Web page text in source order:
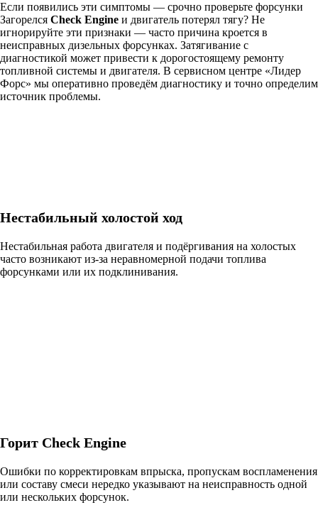
Если появились эти симптомы — срочно проверьте форсунки
Загорелся Check Engine и двигатель потерял тягу? Не
игнорируйте эти признаки — часто причина кроется в
неисправных дизельных форсунках. Затягивание с
диагностикой может привести к дорогостоящему ремонту
топливной системы и двигателя. В сервисном центре «Лидер
Форс» мы оперативно проведём диагностику и точно определим
источник проблемы.
Нестабильный холостой ход
Нестабильная работа двигателя и подёргивания на холостых
часто возникают из-за неравномерной подачи топлива
форсунками или их подклинивания.
Горит Check Engine
Ошибки по корректировкам впрыска, пропускам воспламенения
или составу смеси нередко указывают на неисправность одной
или нескольких форсунок.